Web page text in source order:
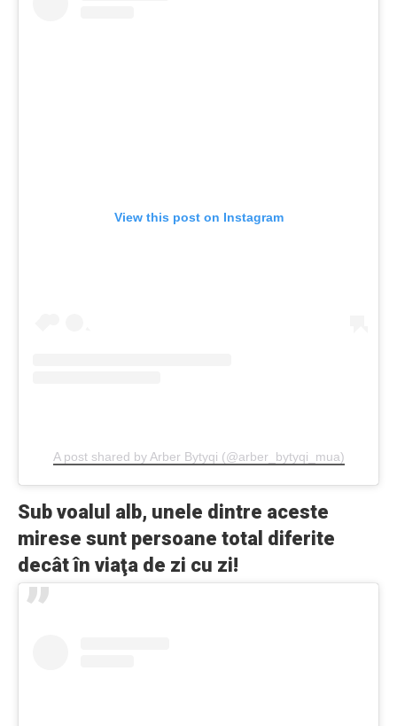
View this post on Instagram
A post shared by Arber Bytyqi (@arber_bytyqi_mua)
Sub voalul alb, unele dintre aceste
mirese sunt persoane total diferite
decât în ​​viaţa de zi cu zi!